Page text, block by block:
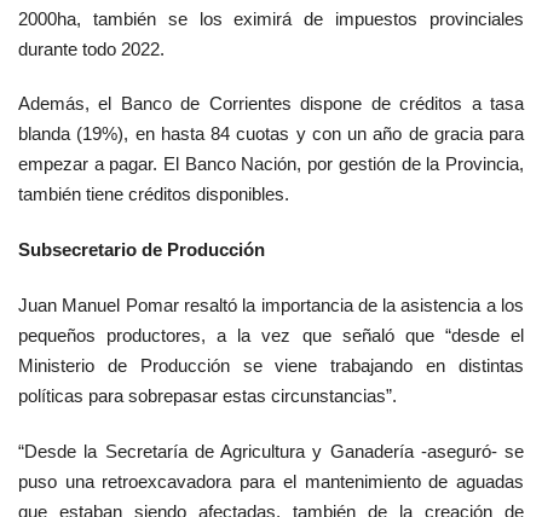
2000ha, también se los eximirá de impuestos provinciales
durante todo 2022.
Además, el Banco de Corrientes dispone de créditos a tasa
blanda (19%), en hasta 84 cuotas y con un año de gracia para
empezar a pagar. El Banco Nación, por gestión de la Provincia,
también tiene créditos disponibles.
Subsecretario de Producción
Juan Manuel Pomar resaltó la importancia de la asistencia a los
pequeños productores, a la vez que señaló que “desde el
Ministerio de Producción se viene trabajando en distintas
políticas para sobrepasar estas circunstancias”.
“Desde la Secretaría de Agricultura y Ganadería -aseguró- se
puso una retroexcavadora para el mantenimiento de aguadas
que estaban siendo afectadas, también de la creación de